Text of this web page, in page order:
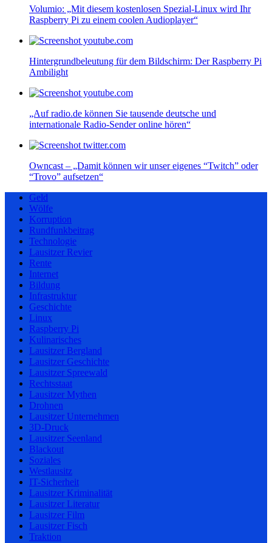
Volumio: „Mit diesem kostenlosen Spezial-Linux wird Ihr
Raspberry Pi zu einem coolen Audioplayer“
Hintergrundbeleutung für dem Bildschirm: Der Raspberry Pi
Ambilight
„Auf radio.de können Sie tausende deutsche und
internationale Radio-Sender online hören“
Owncast – „Damit können wir unser eigenes “Twitch” oder
“Trovo” aufsetzen“
Geld
Wölfe
Korruption
Rundfunkbeitrag
Technologie
Lausitzer Revier
Rente
Internet
Bildung
Infrastruktur
Geschichte
Linux
Raspberry Pi
Kulinarisches
Lausitzer Bergland
Lausitzer Geschichte
Lausitzer Spreewald
Rechtsstaat
Lausitzer Mythen
Drohnen
Lausitzer Unternehmen
3D-Druck
Lausitzer Seenland
Blackout
Soziales
Westlausitz
IT-Sicherheit
Lausitzer Kriminalität
Lausitzer Literatur
Lausitzer Film
Lausitzer Fisch
Traktion